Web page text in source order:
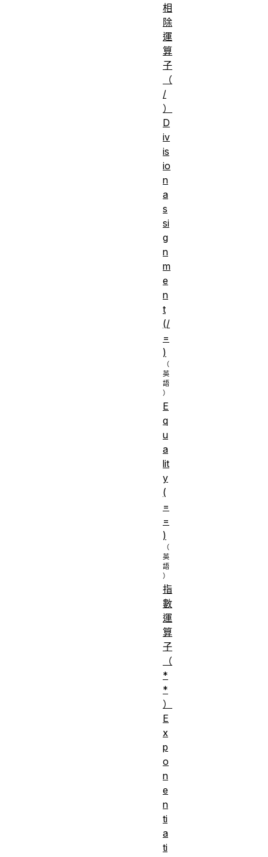
相
除
運
算
子
（
/
）
D
iv
is
io
n
a
s
si
g
n
m
e
n
t
(/
=
)
E
q
u
a
lit
y
(
=
=
)
指
數
運
算
子
（
*
*
）
E
x
p
o
n
e
n
ti
a
ti